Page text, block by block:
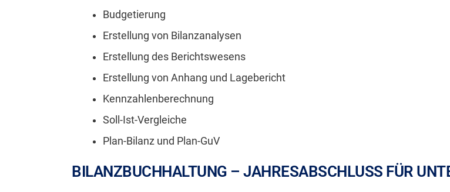
Budgetierung
Erstellung von Bilanzanalysen
Erstellung des Berichtswesens
Erstellung von Anhang und Lagebericht
Kennzahlenberechnung
Soll-Ist-Vergleiche
Plan-Bilanz und Plan-GuV
BILANZBUCHHALTUNG – JAHRESABSCHLUSS FÜR